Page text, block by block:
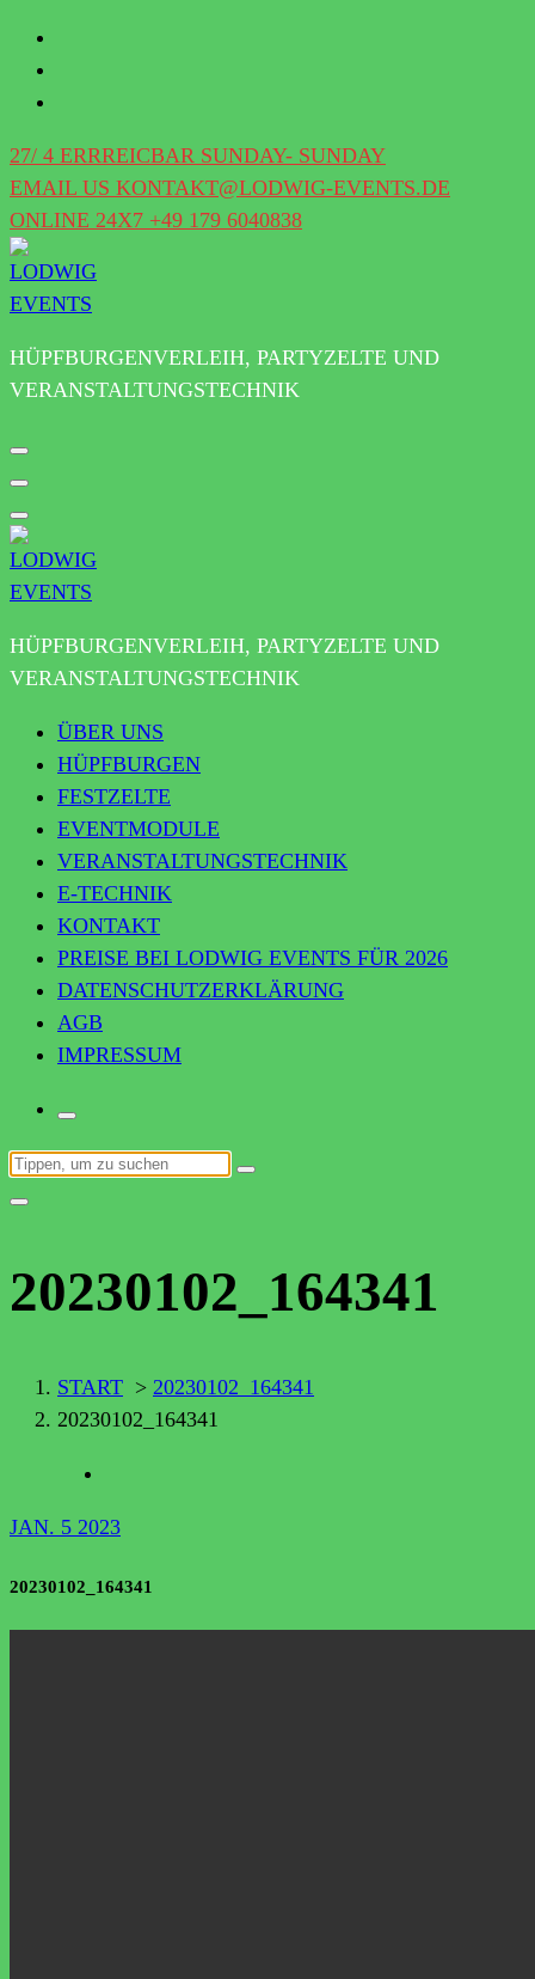
ZUM
INHALT
SPRINGEN
27/ 4 ERRREICBAR SUNDAY- SUNDAY
EMAIL US KONTAKT@LODWIG-EVENTS.DE
ONLINE 24X7 +49 179 6040838
HÜPFBURGENVERLEIH, PARTYZELTE UND
VERANSTALTUNGSTECHNIK
HÜPFBURGENVERLEIH, PARTYZELTE UND
VERANSTALTUNGSTECHNIK
ÜBER UNS
HÜPFBURGEN
FESTZELTE
EVENTMODULE
VERANSTALTUNGSTECHNIK
E-TECHNIK
KONTAKT
PREISE BEI LODWIG EVENTS FÜR 2026
DATENSCHUTZERKLÄRUNG
AGB
IMPRESSUM
SUCHEN
NACH:
20230102_164341
START > 20230102_164341
20230102_164341
JAN. 5 2023
20230102_164341